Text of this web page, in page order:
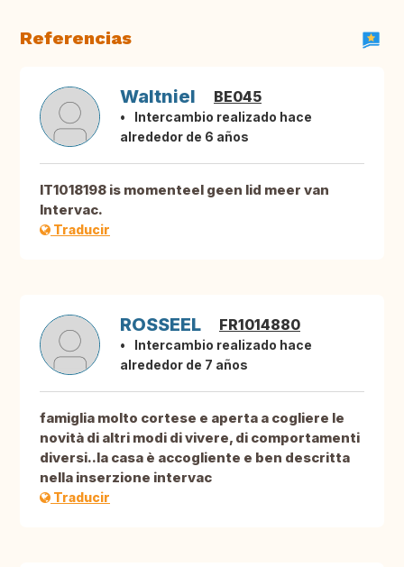
Referencias
Waltniel BE045
Intercambio realizado hace
alrededor de 6 años
IT1018198 is momenteel geen lid meer van
Intervac.
Traducir
ROSSEEL FR1014880
Intercambio realizado hace
alrededor de 7 años
famiglia molto cortese e aperta a cogliere le
novità di altri modi di vivere, di comportamenti
diversi..la casa è accogliente e ben descritta
nella inserzione intervac
Traducir